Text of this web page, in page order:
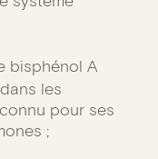
bisphénol A
les
pour ses
;